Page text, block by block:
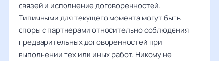
связей и исполнение договоренностей.
Типичными для текущего момента могут быть
споры с партнерами относительно соблюдения
предварительных договоренностей при
выполнении тех или иных работ. Никому не